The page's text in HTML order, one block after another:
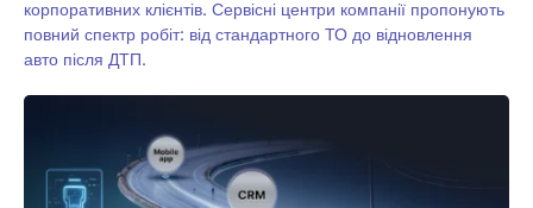
корпоративних клієнтів. Сервісні центри компанії пропонують
повний спектр робіт: від стандартного ТО до відновлення
авто після ДТП.